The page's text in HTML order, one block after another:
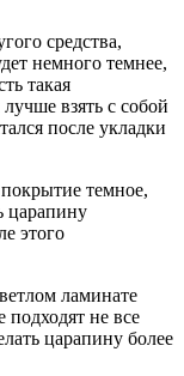
средства,
немного темнее,
такая
взять с собой
после укладки
темное,
царапину
этого
ламинате
подходят не все
царапину более